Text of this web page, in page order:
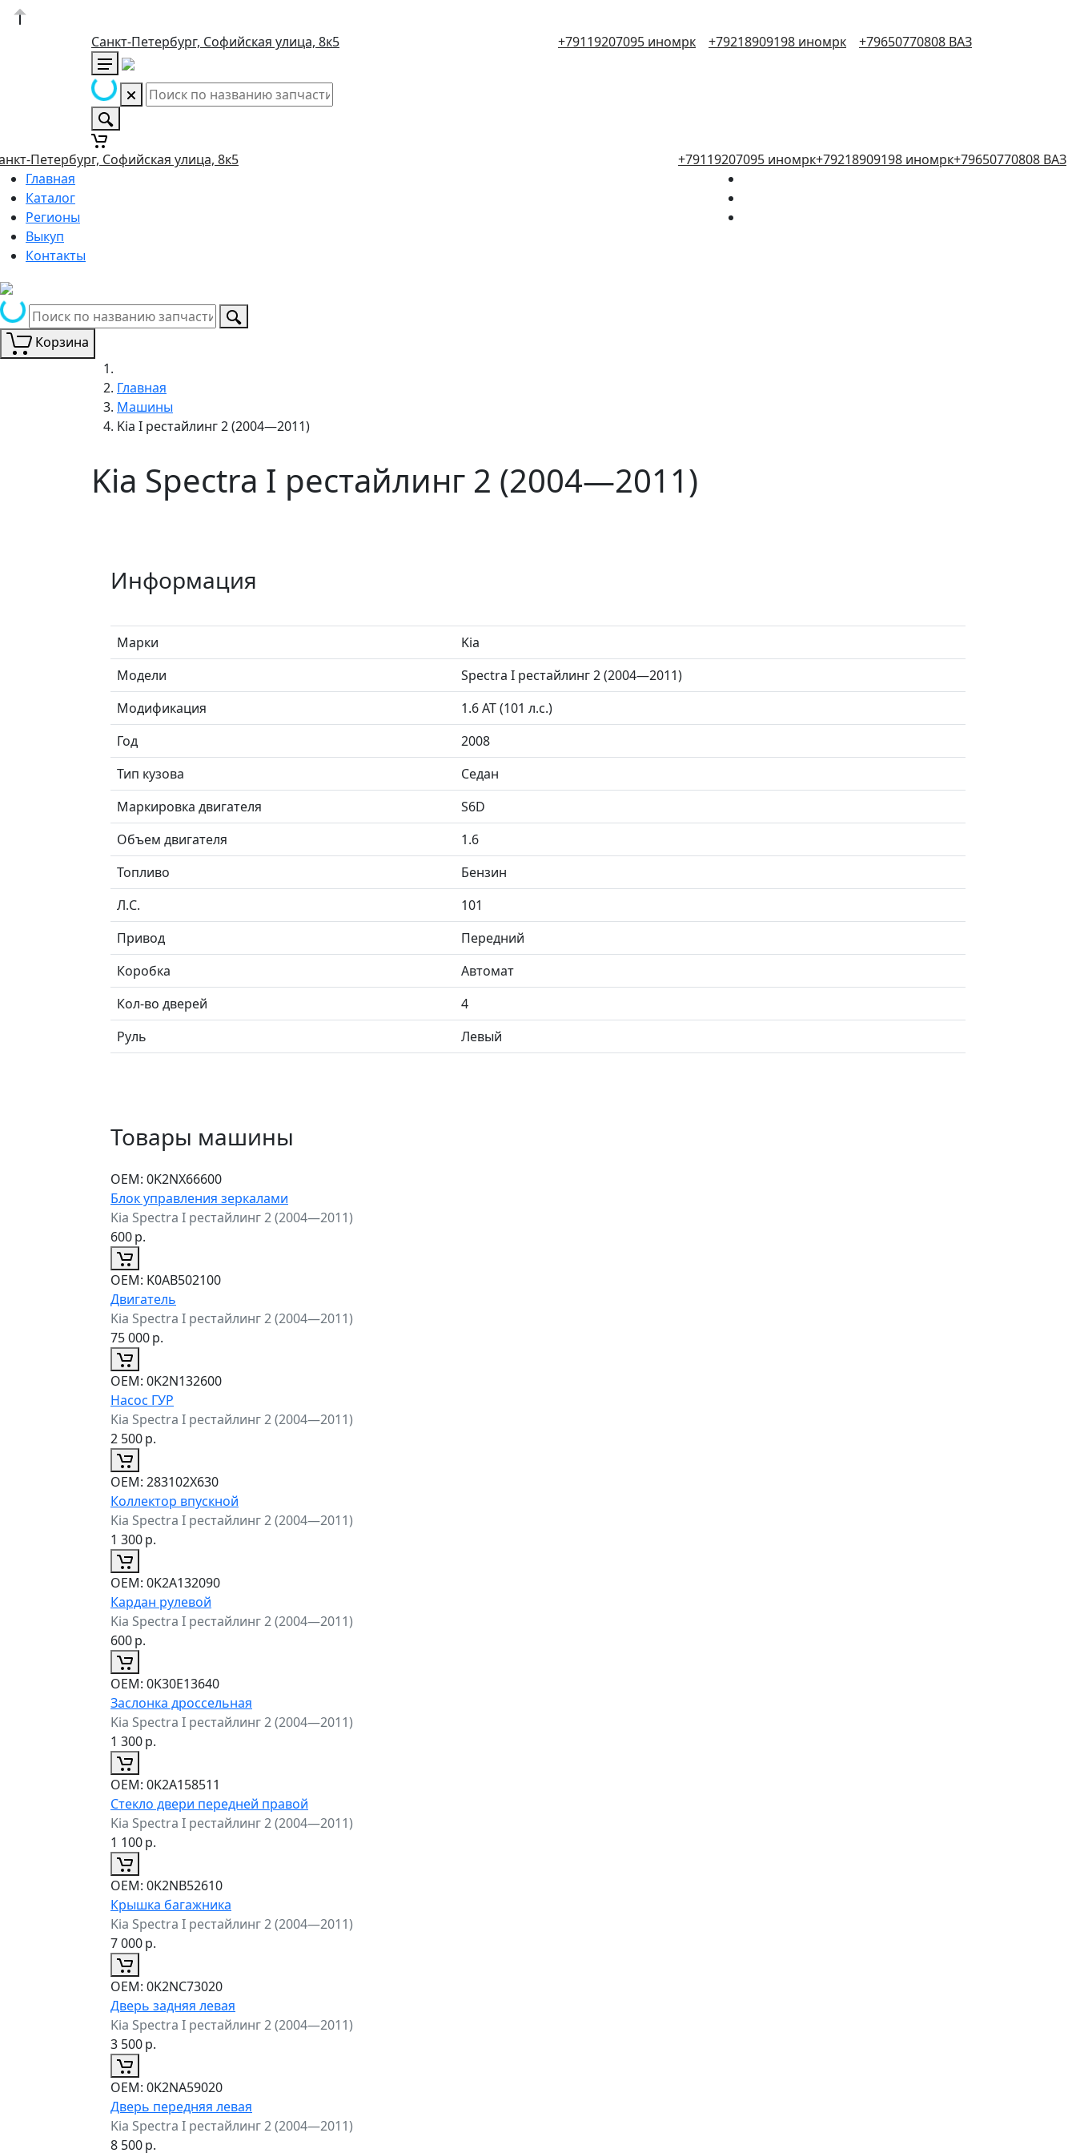
Санкт-Петербург, Софийская улица, 8к5 +79119207095 иномрк +79218909198 иномрк +79650770808 ВАЗ
Петербург, Софийская улица, 8к5 +79119207095 иномрк+79218909198 иномрк+79650770808 ВАЗ
Главная
Каталог
Регионы
Выкуп
Контакты
Корзина
Главная
Машины
Kia I рестайлинг 2 (2004—2011)
Kia Spectra I рестайлинг 2 (2004—2011)
Информация
Марки
Kia
Модели
Spectra I рестайлинг 2 (2004—2011)
Модификация
1.6 AT (101 л.с.)
Год
2008
Тип кузова
Седан
Маркировка двигателя
S6D
Объем двигателя
1.6
Топливо
Бензин
Л.C.
101
Привод
Передний
Коробка
Автомат
Кол-во дверей
4
Руль
Левый
Товары машины
ОЕМ: 0K2NX66600
Блок управления зеркалами
Kia Spectra I рестайлинг 2 (2004—2011)
600р.
ОЕМ: K0AB502100
Двигатель
Kia Spectra I рестайлинг 2 (2004—2011)
75 000р.
ОЕМ: 0K2N132600
Насос ГУР
Kia Spectra I рестайлинг 2 (2004—2011)
2 500р.
ОЕМ: 283102X630
Коллектор впускной
Kia Spectra I рестайлинг 2 (2004—2011)
1 300р.
ОЕМ: 0K2A132090
Кардан рулевой
Kia Spectra I рестайлинг 2 (2004—2011)
600р.
ОЕМ: 0K30E13640
Заслонка дроссельная
Kia Spectra I рестайлинг 2 (2004—2011)
1 300р.
ОЕМ: 0K2A158511
Стекло двери передней правой
Kia Spectra I рестайлинг 2 (2004—2011)
1 100р.
ОЕМ: 0K2NB52610
Крышка багажника
Kia Spectra I рестайлинг 2 (2004—2011)
7 000р.
ОЕМ: 0K2NC73020
Дверь задняя левая
Kia Spectra I рестайлинг 2 (2004—2011)
3 500р.
ОЕМ: 0K2NA59020
Дверь передняя левая
Kia Spectra I рестайлинг 2 (2004—2011)
8 500р.